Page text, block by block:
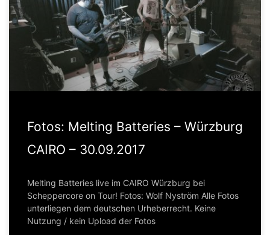
Fotos: Melting Batteries – Würzburg
CAIRO – 30.09.2017
Melting Batteries live im CAIRO Würzburg bei
Scheppercore on Tour! Fotos: Wolf Nyström Alle Fotos
unterliegen dem deutschen Urheberrecht. Keine
Nutzung / kein Upload der Fotos